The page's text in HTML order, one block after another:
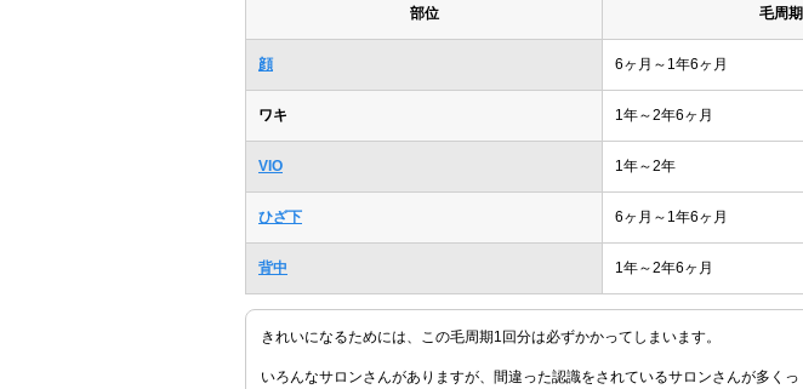
部位 毛周期
顔 6ヶ月～1年6ヶ月
ワキ 1年～2年6ヶ月
VIO 1年～2年
ひざ下 6ヶ月～1年6ヶ月
背中 1年～2年6ヶ月
きれいになるためには、この毛周期1回分は必ずかかってしまいます。
いろんなサロンさんがありますが、間違った認識をされているサロンさんが多くっ